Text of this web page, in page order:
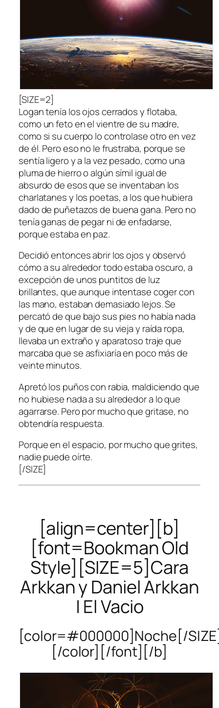
[SIZE=2]
Logan tenía los ojos cerrados y flotaba,
como un feto en el vientre de su madre,
como si su cuerpo lo controlase otro en vez
de él. Pero eso no le frustraba, porque se
sentía ligero y a la vez pesado, como una
pluma de hierro o algún símil igual de
absurdo de esos que se inventaban los
charlatanes y los poetas, a los que hubiera
dado de puñetazos de buena gana. Pero no
tenía ganas de pegar ni de enfadarse,
porque estaba en paz.
Decidió entonces abrir los ojos y observó
cómo a su alrededor todo estaba oscuro, a
excepción de unos puntitos de luz
brillantes, que aunque intentase coger con
las mano, estaban demasiado lejos. Se
percató de que bajo sus pies no había nada
y de que en lugar de su vieja y raída ropa,
llevaba un extraño y aparatoso traje que
marcaba que se asfixiaría en poco más de
veinte minutos.
Apretó los puños con rabia, maldiciendo que
no hubiese nada a su alrededor a lo que
agarrarse. Pero por mucho que gritase, no
obtendría respuesta.
Porque en el espacio, por mucho que grites,
nadie puede oírte.
[/SIZE]
[align=center][b]
[font=Bookman Old
Style][SIZE=5]Cara
Arkkan y Daniel Arkkan
| El Vacio
[color=#000000]Noche[/
[/color][/font][/b]